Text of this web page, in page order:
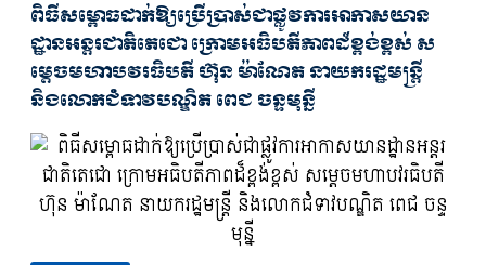
ពិធីសម្ពោធដាក់ឱ្យប្រើប្រាស់ជាផ្លូវការអាកាសយាន
ដ្ឋានអន្តរជាតិតេជោ ក្រោមអធិបតីភាពដ៏ខ្ពង់ខ្ពស់ ស
ម្តេចមហាបវរធិបតី ហ៊ុន ម៉ាណែត នាយករដ្ឋមន្ត្រី
និងលោកជំទាវបណ្ឌិត ពេជ ចន្ទមុន្នី